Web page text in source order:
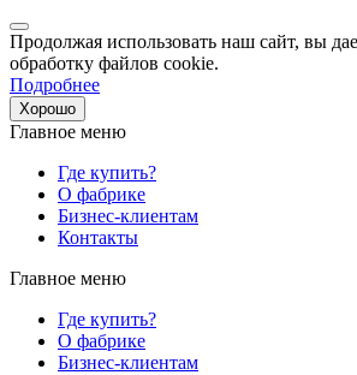
Продолжая использовать наш сайт, вы
обработку файлов cookie.
Подробнее
Хорошо
Главное меню
Где купить?
О фабрике
Бизнес-клиентам
Контакты
Главное меню
Где купить?
О фабрике
Бизнес-клиентам